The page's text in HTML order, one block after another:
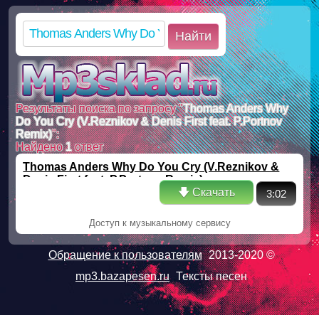
Найти
Результаты поиска по запросу "Thomas Anders Why
Do You Cry (V.Reznikov & Denis First feat. P.Portnov
Remix)":
Найдено1ответ
Thomas Anders Why Do You Cry (V.Reznikov &
Denis First feat. P.Portnov Remix)
🡇 Скачать
3:02
Доступ к музыкальному сервису
Обращение к пользователям 2013-2020 ©
mp3.bazapesen.ru Тексты песен